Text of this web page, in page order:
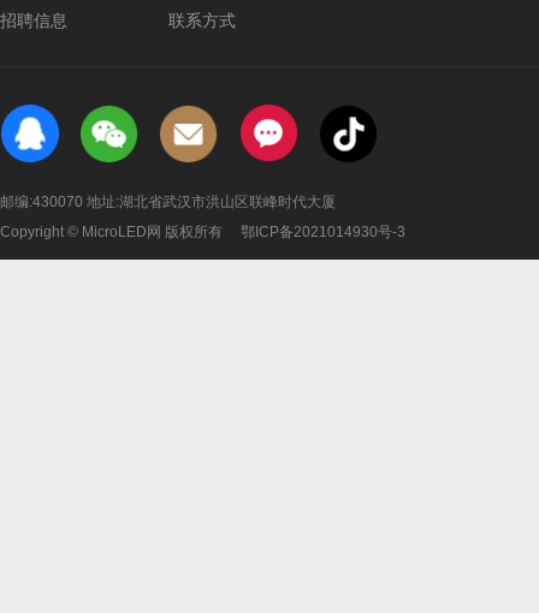
招聘信息
联系方式
邮编:430070 地址:湖北省武汉市洪山区联峰时代大厦
Copyright © MicroLED网 版权所有 鄂ICP备2021014930号-3